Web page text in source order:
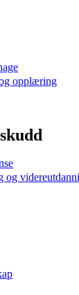
opplæring
og